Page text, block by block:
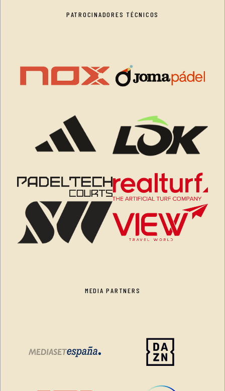
PATROCINADORES TÉCNICOS
MEDIA PARTNERS